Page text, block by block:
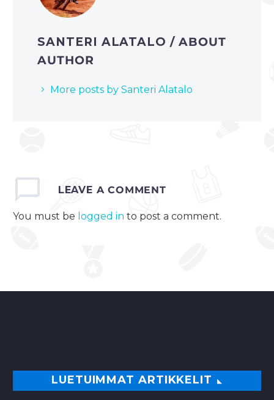
SANTERI ALATALO/ ABOUT
AUTHOR
More posts by Santeri Alatalo
LEAVE A COMMENT
You must be logged in to post a comment.
LUETUIMMAT ARTIKKELIT